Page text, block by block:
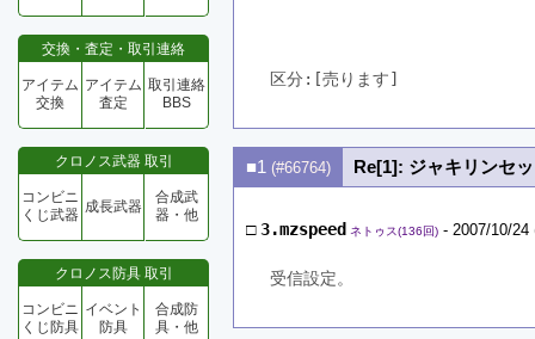
交換・査定・取引連絡
アイテム
交換
アイテム
査定
取引連絡
BBS
クロノス武器 取引
コンビニ
くじ武器 成長武器
合成武
器・他
クロノス防具 取引
コンビニ
くじ防具
イベント
防具
合成防
具・他
区分:[売ります]
■1 (#66764) Re[1]: ジャキリンセ
□3.mzspeed ネトゥス(136回) - 2007/10/
受信設定。